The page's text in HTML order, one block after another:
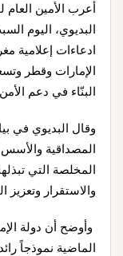
أعرب الأمين
البديوي، اليوم
ادعاءات إعلامية
الإمارات وقطر
البنّاء في دعم
وقال البديوي في
المصداقية
المخلصة التي
والاستقرار وتعزيز
وأوضح أن دولة
الماضية نموذجاً